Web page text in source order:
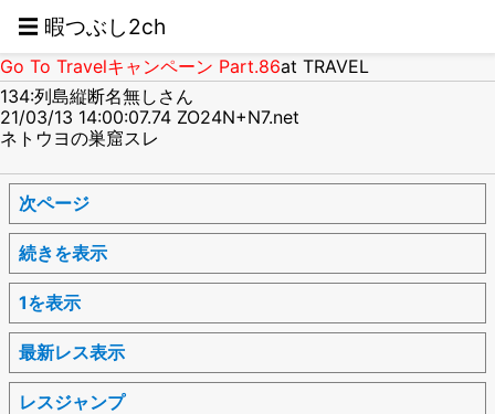
☰ 暇つぶし2ch
Go To Travelキャンペーン Part.86at TRAVEL
134:列島縦断名無しさん
21/03/13 14:00:07.74 ZO24N+N7.net
ネトウヨの巣窟スレ
次ページ
続きを表示
1を表示
最新レス表示
レスジャンプ